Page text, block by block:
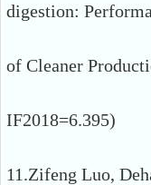
digestion:
of Cleaner
IF2018=6.395)
11.Zifeng Luo,